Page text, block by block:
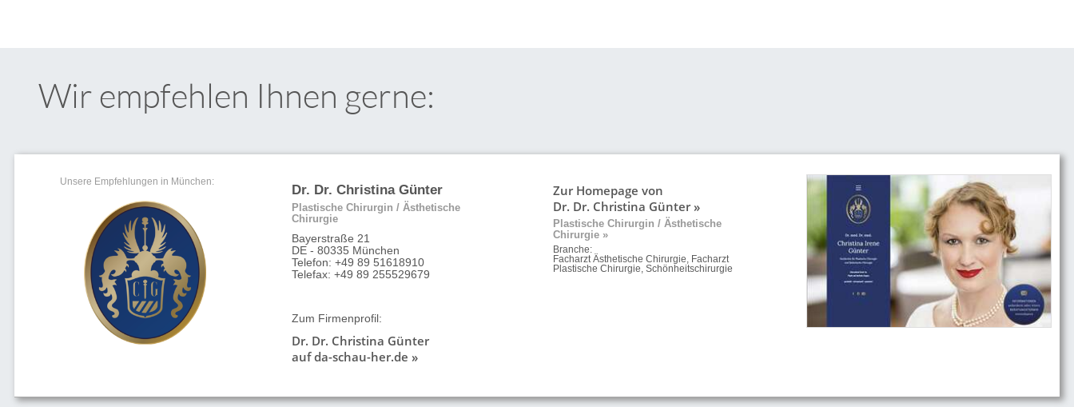
Wir empfehlen Ihnen gerne:
Unsere Empfehlungen in München:
Dr. Dr. Christina Günter
Plastische Chirurgin / Ästhetische
Chirurgie
Bayerstraße 21
DE - 80335 München
Telefon: +49 89 51618910
Telefax: +49 89 255529679
Zum Firmenprofil:
Dr. Dr. Christina Günter
auf da-schau-her.de »
Zur Homepage von
Dr. Dr. Christina Günter »
Plastische Chirurgin / Ästhetische
Chirurgie »
Branche:
Facharzt Ästhetische Chirurgie, Facharzt
Plastische Chirurgie, Schönheitschirurgie